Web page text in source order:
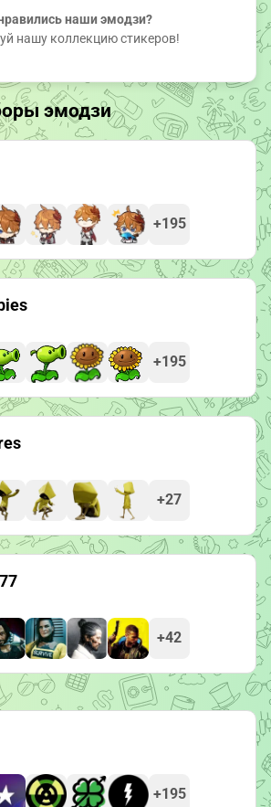
наши эмодзи?
нашу коллекцию стикеров!
эмодзи
+195
+195
+27
+42
+195